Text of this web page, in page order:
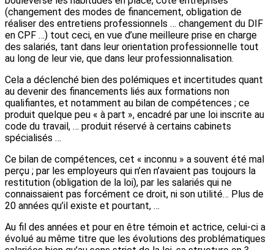
(changement des modes de financement, obligation de
réaliser des entretiens professionnels … changement du DIF
en CPF …) tout ceci, en vue d’une meilleure prise en charge
des salariés, tant dans leur orientation professionnelle tout
au long de leur vie, que dans leur professionnalisation.
Cela a déclenché bien des polémiques et incertitudes quant
au devenir des financements liés aux formations non
qualifiantes, et notamment au bilan de compétences ; ce
produit quelque peu « à part », encadré par une loi inscrite au
code du travail, … produit réservé à certains cabinets
spécialisés …
Ce bilan de compétences, cet « inconnu » a souvent été mal
perçu ; par les employeurs qui n’en n’avaient pas toujours la
restitution (obligation de la loi), par les salariés qui ne
connaissaient pas forcément ce droit, ni son utilité… Plus de
20 années qu’il existe et pourtant, …
Au fil des années et pour en être témoin et actrice, celui-ci a
évolué au même titre que les évolutions des problématiques